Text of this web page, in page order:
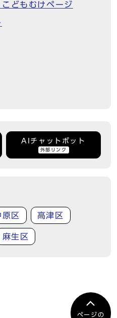
どもむけページ
AIチャットボット
外部リンク
原区 高津区
麻生区
ページの